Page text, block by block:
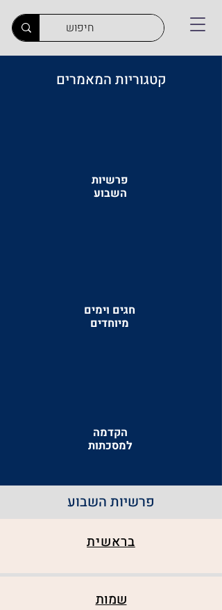
קטגוריות המאמרים
פרשיות
השבוע
חגים וימים
מיוחדים
הקדמה
למסכתות
פרשיות השבוע
בראשית
שמות